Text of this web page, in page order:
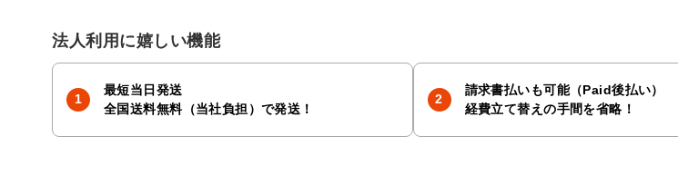
法人利用に嬉しい機能
最短当日発送
全国送料無料（当社負担）で発送！
請求書払いも可能（Paid後払い）
経費立て替えの手間を省略！